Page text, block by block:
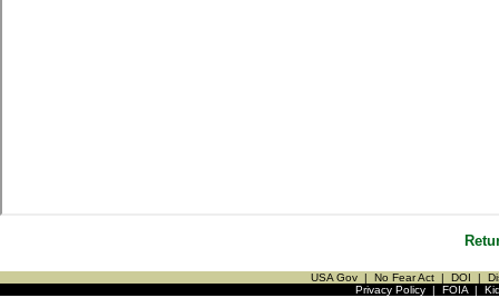
USA Gov | No Fear Act | DOI |
Privacy Policy| FOIA|